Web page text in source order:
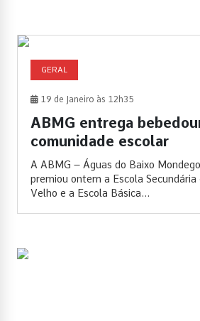
GERAL
19 de Janeiro às 12h35
ABMG entrega
comunidade escolar
A ABMG – Águas do Baixo
premiou ontem a Escola
Velho e a Escola Básica...